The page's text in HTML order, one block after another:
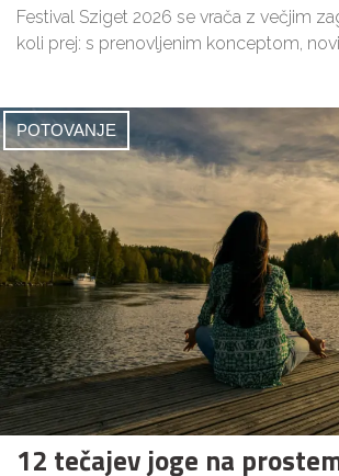
Festival Sziget 2026 se vrača z večjim
koli prej: s prenovljenim konceptom,
POTOVANJE
12 tečajev joge na